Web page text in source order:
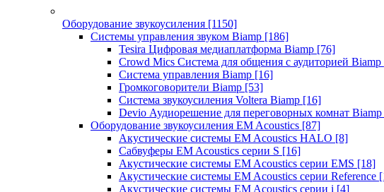
Оборудование звукоусиления [1150]
Системы управления звуком Biamp [186]
Tesira Цифровая медиаплатформа Biamp [76]
Crowd Mics Система для общения с аудиторией Biamp
Система управления Biamp [16]
Громкоговорители Biamp [53]
Система звукоусиления Voltera Biamp [16]
Devio Аудиорешение для переговорных комнат Biamp
Оборудование звукоусиления EM Acoustics [87]
Акустические системы EM Acoustics HALO [8]
Сабвуферы EM Acoustics серии S [16]
Акустические системы EM Acoustics серии EMS [18]
Акустические системы EM Acoustics серии Reference
Акустические системы EM Acoustics серии i [4]